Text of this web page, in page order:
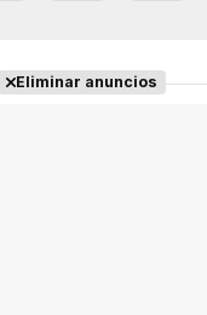
Eliminar anuncios